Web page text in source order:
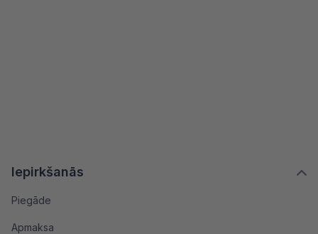
Iepirkšanās
Piegāde
Apmaksa